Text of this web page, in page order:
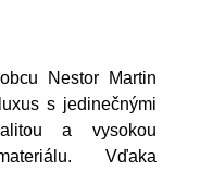
Nestor Martin
s jedinečnými
a vysokou
Vďaka